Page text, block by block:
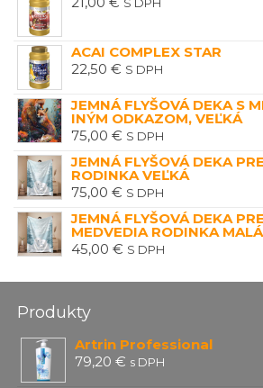
S DPH
ACAI COMPLEX STAR
22,50 € S DPH
JEMNÁ FLYŠOVÁ DEKA S
INÝM ODKAZOM, VEĽKÁ
75,00 € S DPH
JEMNÁ FLYŠOVÁ DEKA
RODINKA VEĽKÁ
75,00 € S DPH
JEMNÁ FLYŠOVÁ DEKA
MEDVEDIA RODINKA MALÁ
45,00 € S DPH
Produkty
Artrin Professional
79,20€ s DPH